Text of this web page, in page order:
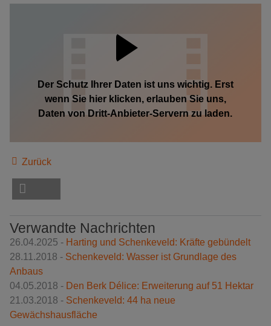
Der Schutz Ihrer Daten ist uns wichtig. Erst
wenn Sie hier klicken, erlauben Sie uns,
Daten von Dritt-Anbieter-Servern zu laden.
Zurück
Verwandte Nachrichten
26.04.2025 - Harting und Schenkeveld: Kräfte gebündelt
28.11.2018 - Schenkeveld: Wasser ist Grundlage des
Anbaus
04.05.2018 - Den Berk Délice: Erweiterung auf 51 Hektar
21.03.2018 - Schenkeveld: 44 ha neue
Gewächshausfläche